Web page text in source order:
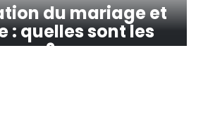
du mariage et
: quelles sont les
?